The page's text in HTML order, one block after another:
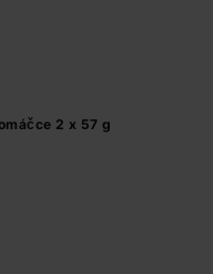
2 x 57 g